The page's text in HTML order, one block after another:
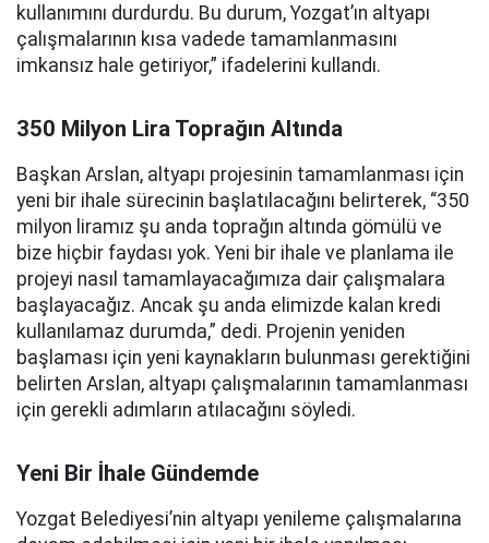
kullanımını durdurdu. Bu durum, Yozgat’ın altyapı
çalışmalarının kısa vadede tamamlanmasını
imkansız hale getiriyor,” ifadelerini kullandı.
350 Milyon Lira Toprağın Altında
Başkan Arslan, altyapı projesinin tamamlanması için
yeni bir ihale sürecinin başlatılacağını belirterek, “350
milyon liramız şu anda toprağın altında gömülü ve
bize hiçbir faydası yok. Yeni bir ihale ve planlama ile
projeyi nasıl tamamlayacağımıza dair çalışmalara
başlayacağız. Ancak şu anda elimizde kalan kredi
kullanılamaz durumda,” dedi. Projenin yeniden
başlaması için yeni kaynakların bulunması gerektiğini
belirten Arslan, altyapı çalışmalarının tamamlanması
için gerekli adımların atılacağını söyledi.
Yeni Bir İhale Gündemde
Yozgat Belediyesi’nin altyapı yenileme çalışmalarına